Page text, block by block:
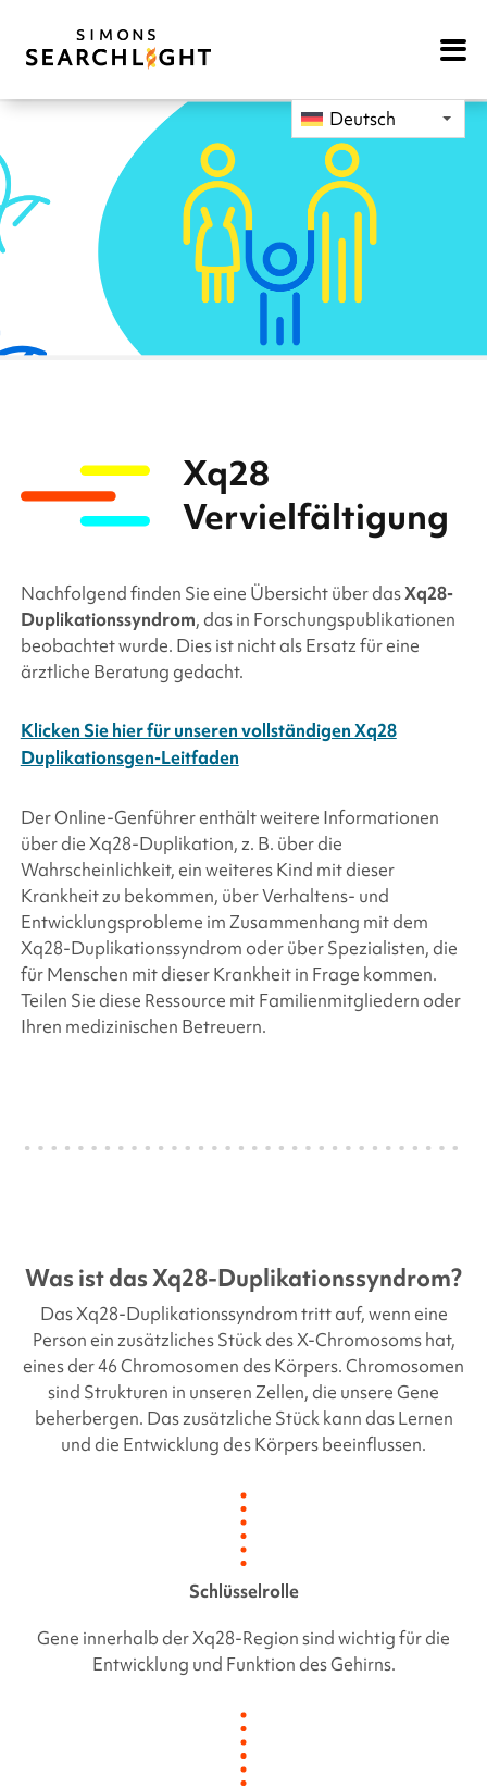
Open
Deutsch
Xq28
Vervielfältigung
Nachfolgend finden Sie eine Übersicht über dasXq28-
Duplikationssyndrom, das in Forschungspublikationen
beobachtet wurde. Dies ist nicht als Ersatz für eine
ärztliche Beratung gedacht.
Klicken Sie hier für unseren vollständigen Xq28
Duplikationsgen-Leitfaden
Der Online-Genführer enthält weitere Informationen
über die Xq28-Duplikation, z. B. über die
Wahrscheinlichkeit, ein weiteres Kind mit dieser
Krankheit zu bekommen, über Verhaltens- und
Entwicklungsprobleme im Zusammenhang mit dem
Xq28-Duplikationssyndrom oder über Spezialisten, die
für Menschen mit dieser Krankheit in Frage kommen.
Teilen Sie diese Ressource mit Familienmitgliedern oder
Ihren medizinischen Betreuern.
Was ist dasXq28-Duplikationssyndrom?
Das Xq28-Duplikationssyndrom tritt auf, wenn eine
Person ein zusätzliches Stück des X-Chromosoms hat,
eines der 46 Chromosomen des Körpers. Chromosomen
sind Strukturen in unseren Zellen, die unsere Gene
beherbergen. Das zusätzliche Stück kann das Lernen
und die Entwicklung des Körpers beeinflussen.
Schlüsselrolle
Gene innerhalb der Xq28-Region sind wichtig für die
Entwicklung und Funktion des Gehirns.